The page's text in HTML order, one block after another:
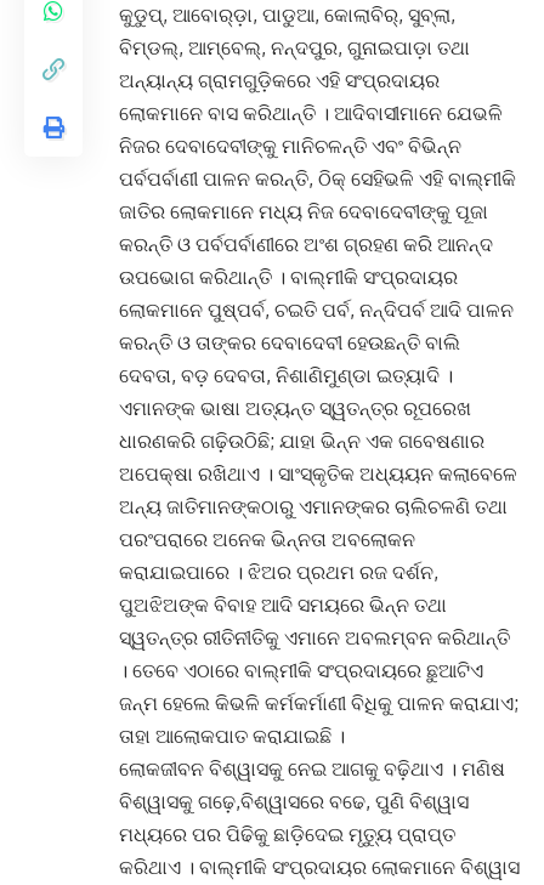
କୁଡୁପ୍‌, ଆବୋର୍‌ଡ଼ା, ପାଡୁଆ, କୋଲାବିର୍‌, ସୁବ୍‌ଲା,
ବିମ୍‌ଡଲ୍‌, ଆମ୍‌ବେଲ୍‌, ନନ୍ଦପୁର, ଗୁନାଇପାଡ଼ା ତଥା
ଅନ୍ୟାନ୍ୟ ଗ୍ରାମଗୁଡ଼ିକରେ ଏହି ସଂପ୍ରଦାୟର
ଲୋକମାନେ ବାସ କରିଥାନ୍ତି । ଆଦିବାସୀମାନେ ଯେଭଳି
ନିଜର ଦେବାଦେବୀଙ୍କୁ ମାନିଚଳନ୍ତି ଏବଂ ବିଭିନ୍ନ
ପର୍ବପର୍ବାଣୀ ପାଳନ କରନ୍ତି, ଠିକ୍ ସେହିଭଳି ଏହି ବାଲ୍ମୀକି
ଜାତିର ଲୋକମାନେ ମଧ୍ୟ ନିଜ ଦେବାଦେବୀଙ୍କୁ ପୂଜା
କରନ୍ତି ଓ ପର୍ବପର୍ବାଣୀରେ ଅଂଶ ଗ୍ରହଣ କରି ଆନନ୍ଦ
ଉପଭୋଗ କରିଥାନ୍ତି । ବାଲ୍ମୀକି ସଂପ୍ରଦାୟର
ଲୋକମାନେ ପୁଷ୍‌ପର୍ବ, ଚଇତି ପର୍ବ, ନନ୍ଦିପର୍ବ ଆଦି ପାଳନ
କରନ୍ତି ଓ ତାଙ୍କର ଦେବାଦେବୀ ହେଉଛନ୍ତି ବାଲି
ଦେବତା, ବଡ଼ ଦେବତା, ନିଶାଣିମୁଣ୍ଡା ଇତ୍ୟାଦି ।
ଏମାନଙ୍କ ଭାଷା ଅତ୍ୟନ୍ତ ସ୍ୱତନ୍ତ୍ର ରୂପରେଖ
ଧାରଣକରି ଗଢ଼ିଉଠିଛି; ଯାହା ଭିନ୍ନ ଏକ ଗବେଷଣାର
ଅପେକ୍ଷା ରଖିଥାଏ । ସାଂସ୍କୃତିକ ଅଧ୍ୟୟନ କଲାବେଳେ
ଅନ୍ୟ ଜାତିମାନଙ୍କଠାରୁ ଏମାନଙ୍କର ଚାଲିଚଳଣି ତଥା
ପରଂପରାରେ ଅନେକ ଭିନ୍ନତା ଅବଲୋକନ
କରାଯାଇପାରେ । ଝିଅର ପ୍ରଥମ ରଜ ଦର୍ଶନ,
ପୁଅଝିଅଙ୍କ ବିବାହ ଆଦି ସମୟରେ ଭିନ୍ନ ତଥା
ସ୍ୱତନ୍ତ୍ର ରୀତିନୀତିକୁ ଏମାନେ ଅବଲମ୍ବନ କରିଥାନ୍ତି
। ତେବେ ଏଠାରେ ବାଲ୍ମୀକି ସଂପ୍ରଦାୟରେ ଛୁଆଟିଏ
ଜନ୍ମ ହେଲେ କିଭଳି କର୍ମକର୍ମାଣୀ ବିଧିକୁ ପାଳନ କରାଯାଏ;
ତାହା ଆଲୋକପାତ କରାଯାଇଛି ।
ଲୋକଜୀବନ ବିଶ୍ୱାସକୁ ନେଇ ଆଗକୁ ବଢ଼ିଥାଏ । ମଣିଷ
ବିଶ୍ୱାସକୁ ଗଢ଼େ,ବିଶ୍ୱାସରେ ବଢେ, ପୁଣି ବିଶ୍ୱାସ
ମଧ୍ୟରେ ପର ପିଢିକୁ ଛାଡ଼ିଦେଇ ମୃତ୍ୟୁ ପ୍ରାପ୍ତ
କରିଥାଏ । ବାଲ୍ମୀକି ସଂପ୍ରଦାୟର ଲୋକମାନେ ବିଶ୍ୱାସ